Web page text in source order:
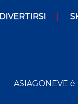
DIVERTIRSI
ASIAGONEVE